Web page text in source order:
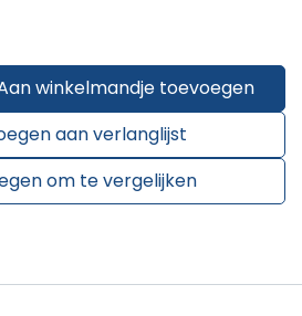
winkelmandje toevoegen
om te vergelijken
aan verlanglijst